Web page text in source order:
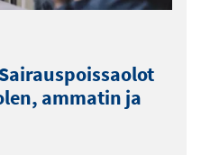
ammatin ja